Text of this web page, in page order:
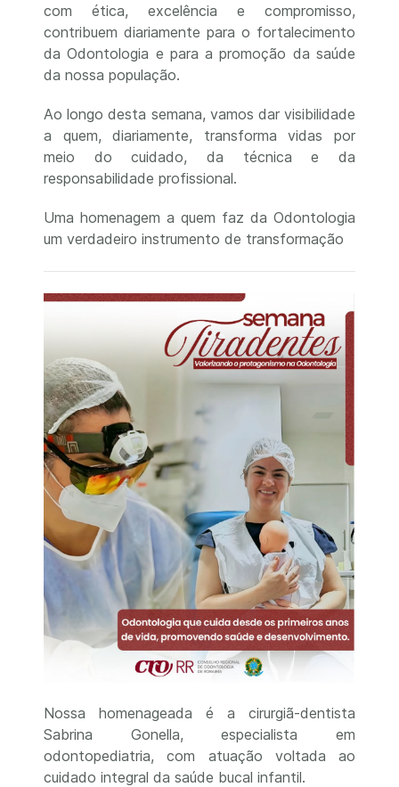
com ética, excelência e compromisso,
contribuem diariamente para o fortalecimento
da Odontologia e para a promoção da saúde
da nossa população.
Ao longo desta semana, vamos dar visibilidade
a quem, diariamente, transforma vidas por
meio do cuidado, da técnica e da
responsabilidade profissional.
Uma homenagem a quem faz da Odontologia
um verdadeiro instrumento de transformação
Nossa homenageada é a cirurgiã-dentista
Sabrina Gonella, especialista em
odontopediatria, com atuação voltada ao
cuidado integral da saúde bucal infantil.